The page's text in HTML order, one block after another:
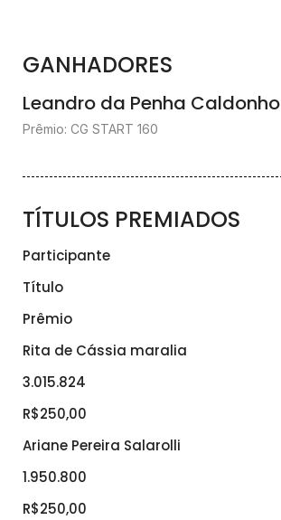
GANHADORES
Leandro da Penha Caldonho
Prêmio: CG START 160
TÍTULOS PREMIADOS
Participante
Título
Prêmio
Rita de Cássia maralia
3.015.824
R$250,00
Ariane Pereira Salarolli
1.950.800
R$250,00